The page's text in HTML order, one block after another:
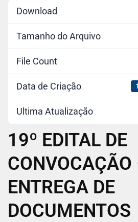
Download
Tamanho do Arquivo
File Count
Data de Criação
Ultima Atualização
19º EDITAL DE
CONVOCAÇÃO
ENTREGA DE
DOCUMENTOS